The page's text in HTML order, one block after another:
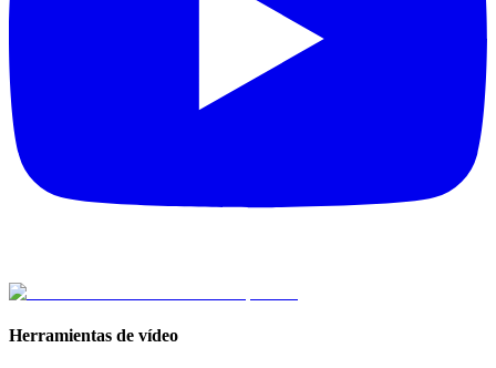
Herramientas de vídeo